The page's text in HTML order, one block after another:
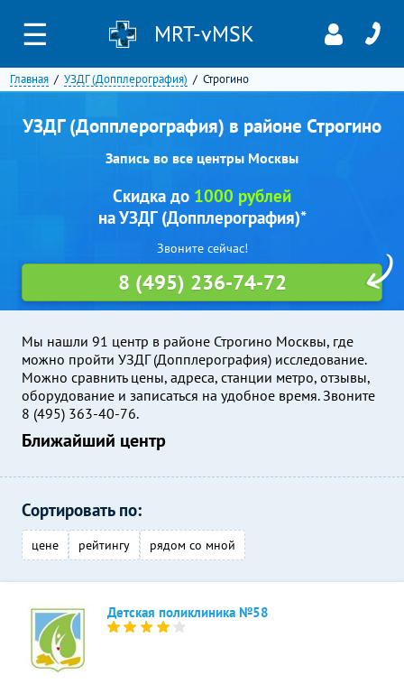
☰ MRT-vMSK
Главная УЗДГ (Допплерография) Строгино
УЗДГ (Допплерография) в районе Строгино
Запись во все центры Москвы
Мы нашли 91 центр в районе Строгино Москвы, где
можно пройти УЗДГ (Допплерография) исследование.
Можно сравнить цены, адреса, станции метро, отзывы,
оборудование и записаться на удобное время. Звоните
8 (495) 363-40-76.
Ближайший центр
Скидка до 1000 рублей
на УЗДГ (Допплерография)*
Звоните сейчас!
8 (495) 236-74-72
Сортировать по:
цене рейтингу рядом со мной
Детская поликлиника №58